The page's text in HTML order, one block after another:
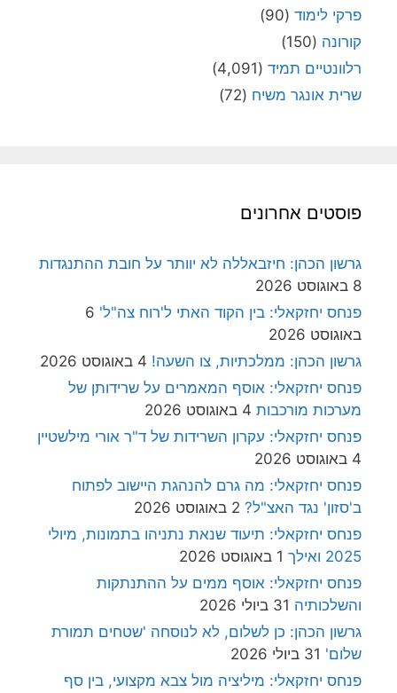
פרקי לימוד (90)
קורונה (150)
רלוונטיים תמיד (4,091)
שרית אונגר משיח (72)
פוסטים אחרונים
גרשון הכהן: חיזבאללה לא יוותר על חובת ההתנגדות
8 באוגוסט 2026
פנחס יחזקאלי: בין הקוד האתי ל'רוח צה"ל' 6
באוגוסט 2026
גרשון הכהן: ממלכתיות, צו השעה! 4 באוגוסט 2026
פנחס יחזקאלי: אוסף המאמרים על שרידותן של
מערכות מורכבות 4 באוגוסט 2026
פנחס יחזקאלי: עקרון השרידות של ד"ר אורי מילשטיין
4 באוגוסט 2026
פנחס יחזקאלי: מה גרם להנהגת היישוב לפתוח
ב'סזון' נגד האצ"ל? 2 באוגוסט 2026
פנחס יחזקאלי: תיעוד שנאת נתניהו בתמונות, מיולי
2025 ואילך
1 באוגוסט 2026
פנחס יחזקאלי: אוסף ממים על ההתנתקות
והשלכותיה 31 ביולי 2026
גרשון הכהן: כן לשלום, לא לנוסחה 'שטחים תמורת
שלום' 31 ביולי 2026
פנחס יחזקאלי: מיליציה מול צבא מקצועי, בין סף